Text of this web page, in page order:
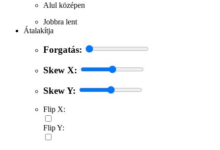
Alul középen
Jobbra lent
Átalakítja
Forgatás:
Skew X:
Skew Y:
Flip X:
Flip Y: